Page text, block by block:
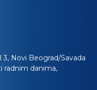
3, Novi Beograd/Savada
radnim danima,